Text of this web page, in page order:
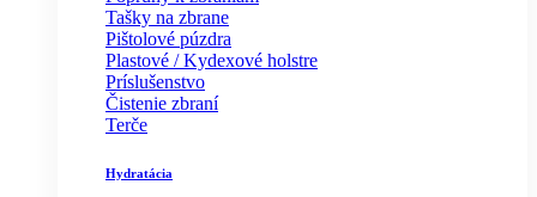
Tašky na zbrane
Pištolové púzdra
Plastové / Kydexové holstre
Príslušenstvo
Čistenie zbraní
Terče
Hydratácia